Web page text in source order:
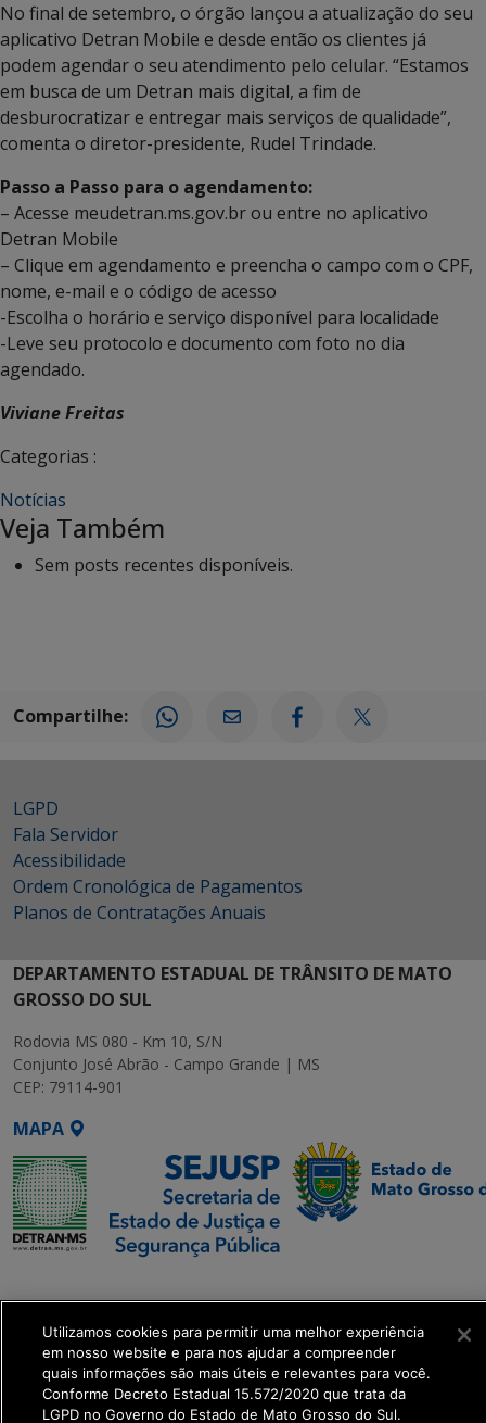
No final de setembro, o órgão lançou a atualização do seu
aplicativo Detran Mobile e desde então os clientes já
podem agendar o seu atendimento pelo celular. “Estamos
em busca de um Detran mais digital, a fim de
desburocratizar e entregar mais serviços de qualidade”,
comenta o diretor-presidente, Rudel Trindade.
Passo a Passo para o agendamento:
– Acesse meudetran.ms.gov.br ou entre no aplicativo
Detran Mobile
– Clique em agendamento e preencha o campo com o CPF,
nome, e-mail e o código de acesso
-Escolha o horário e serviço disponível para localidade
-Leve seu protocolo e documento com foto no dia
agendado.
Viviane Freitas
Categorias :
Notícias
Veja Também
Sem posts recentes disponíveis.
Compartilhe:
LGPD
Fala Servidor
Acessibilidade
Ordem Cronológica de Pagamentos
Planos de Contratações Anuais
DEPARTAMENTO ESTADUAL DE TRÂNSITO DE MATO
GROSSO DO SUL
Rodovia MS 080 - Km 10, S/N
Conjunto José Abrão - Campo Grande | MS
CEP: 79114-901
MAPA
Executiva de
Transformação Digital
get_footer();
Utilizamos cookies para permitir uma melhor experiência
em nosso website e para nos ajudar a compreender
quais informações são mais úteis e relevantes para você.
Conforme Decreto Estadual 15.572/2020 que trata da
LGPD no Governo do Estado de Mato Grosso do Sul.